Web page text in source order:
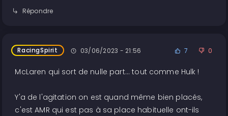
Répondre
RacingSpirit 03/06/2023 - 21:56 7 0
McLaren qui sort de nulle part... tout comme Hulk !
Y'a de l'agitation on est quand même bien placés,
c'est AMR qui est pas à sa place habituelle ont-ils